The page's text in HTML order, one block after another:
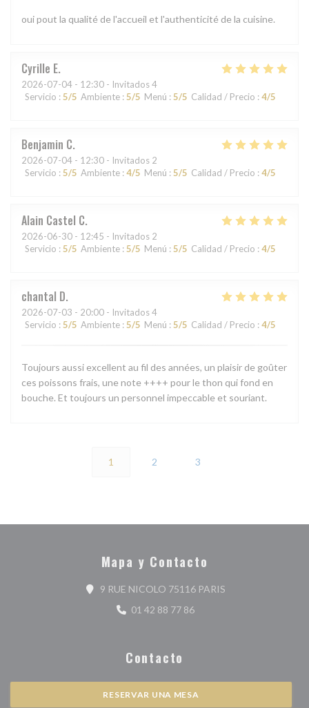
oui pout la qualité de l'accueil et l'authenticité de la cuisine.
Cyrille E
2026-07-04 - 12:30 - Invitados 4
Servicio : 5/5 Ambiente : 5/5 Menú : 5/5 Calidad / Precio : 4/5
Benjamin C
2026-07-04 - 12:30 - Invitados 2
Servicio : 5/5 Ambiente : 4/5 Menú : 5/5 Calidad / Precio : 4/5
Alain Castel C
2026-06-30 - 12:45 - Invitados 2
Servicio : 5/5 Ambiente : 5/5 Menú : 5/5 Calidad / Precio : 4/5
chantal D
2026-07-03 - 20:00 - Invitados 4
Servicio : 5/5 Ambiente : 5/5 Menú : 5/5 Calidad / Precio : 4/5
Toujours aussi excellent au fil des années, un plaisir de goûter
ces poissons frais, une note ++++ pour le thon qui fond en
bouche. Et toujours un personnel impeccable et souriant.
1 2 3
Mapa y Contacto
9 RUE NICOLO 75116 PARIS((abre en una
01 42 88 77 86
Contacto
RESERVAR UNA MESA